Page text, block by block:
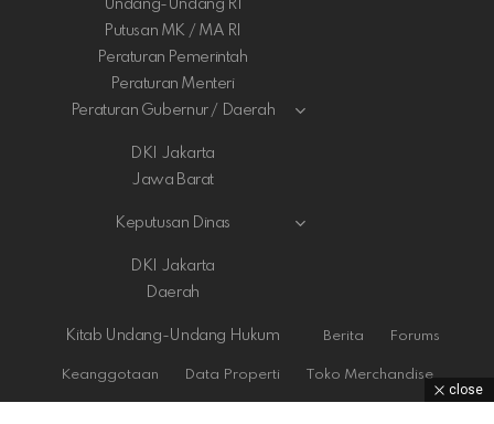
Undang-Undang RI
Putusan MK / MA RI
Peraturan Pemerintah
Peraturan Menteri
Peraturan Gubernur / Daerah
DKI Jakarta
Jawa Barat
Keputusan Dinas
DKI Jakarta
Daerah
Kitab Undang-Undang Hukum Berita Forums
Keanggotaan Data Properti Toko Merchandise
close